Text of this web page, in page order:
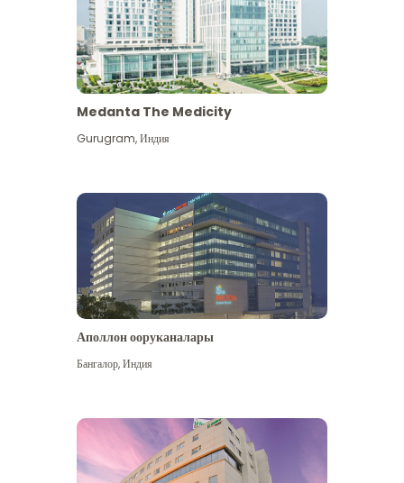
Medanta The Medicity
Gurugram,Индия
Аполлон ооруканалары
Бангалор,Индия